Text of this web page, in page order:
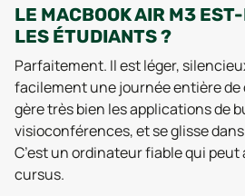
LE MACBOOK AIR M3
LES ÉTUDIANTS ?
Parfaitement. Il est léger,
facilement une journée entière de
gère très bien les applications de
visioconférences, et se glisse
C’est un ordinateur fiable qui
cursus.